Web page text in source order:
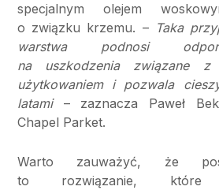
specjalnym olejem
o związku krzemu. – Taka
warstwa podnosi
na uszkodzenia związane z
użytkowaniem i pozwala
latami– zaznacza Paweł
Chapel Parket.
Warto zauważyć, że
to rozwiązanie, które